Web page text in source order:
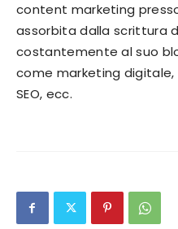
content marketing
assorbita dalla scrittura
costantemente al suo
come marketing
SEO, ecc.